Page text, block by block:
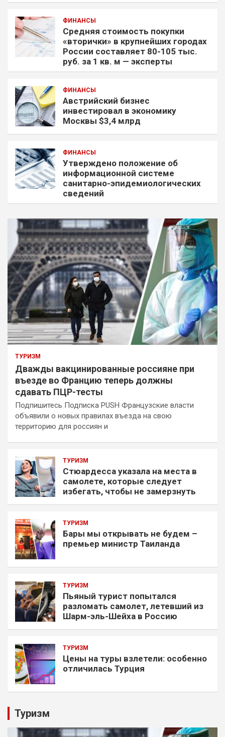
ФИНАНСЫ
Средняя стоимость покупки
«вторички» в крупнейших городах
России составляет 80-105 тыс.
руб. за 1 кв. м — эксперты
ФИНАНСЫ
Австрийский бизнес
инвестировал в экономику
Москвы $3,4 млрд
ФИНАНСЫ
Утверждено положение об
информационной системе
санитарно-эпидемиологических
сведений
ТУРИЗМ
Дважды вакцинированные россияне при
въезде во Францию теперь должны
сдавать ПЦР-тесты
Подпишитесь Подписка PUSH Французские власти
объявили о новых правилах въезда на свою
территорию для россиян и
ТУРИЗМ
Стюардесса указала на места в
самолете, которые следует
избегать, чтобы не замерзнуть
ТУРИЗМ
Бары мы открывать не будем –
премьер министр Таиланда
ТУРИЗМ
Пьяный турист попытался
разломать самолет, летевший из
Шарм-эль-Шейха в Россию
ТУРИЗМ
Цены на туры взлетели: особенно
отличилась Турция
Туризм